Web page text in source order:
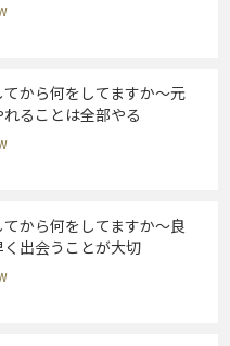
から何をしてますか～元
ることは全部やる
から何をしてますか～良
く出会うことが大切